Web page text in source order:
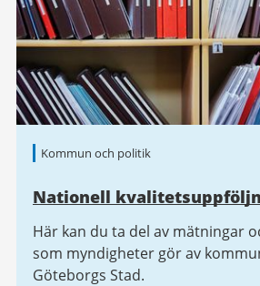
Kommun och politik
Nationell
Här kan du ta del av mätningar
som myndigheter gör av
Göteborgs Stad.